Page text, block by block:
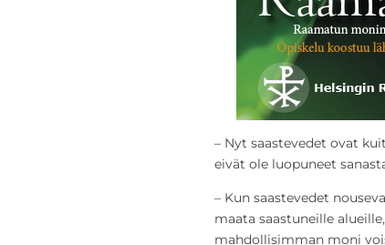
– Nyt saastevedet ovat
eivät ole luopuneet
– Kun saastevedet
maata saastuneille
mahdollisimman moni